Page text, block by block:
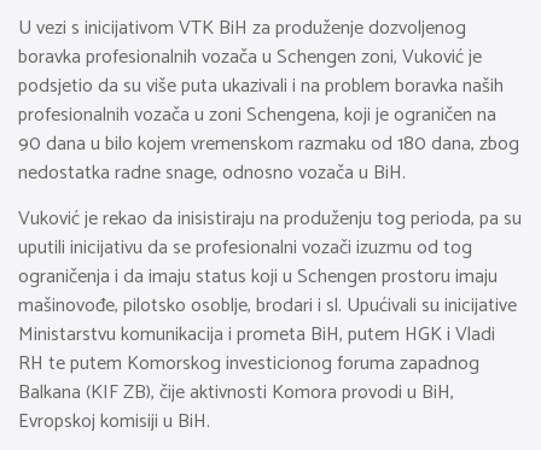
U vezi s inicijativom VTK BiH za produženje dozvoljenog
boravka profesionalnih vozača u Schengen zoni, Vuković je
podsjetio da su više puta ukazivali i na problem boravka naših
profesionalnih vozača u zoni Schengena, koji je ograničen na
90 dana u bilo kojem vremenskom razmaku od 180 dana, zbog
nedostatka radne snage, odnosno vozača u BiH.
Vuković je rekao da inisistiraju na produženju tog perioda, pa su
uputili inicijativu da se profesionalni vozači izuzmu od tog
ograničenja i da imaju status koji u Schengen prostoru imaju
mašinovođe, pilotsko osoblje, brodari i sl. Upućivali su inicijative
Ministarstvu komunikacija i prometa BiH, putem HGK i Vladi
RH te putem Komorskog investicionog foruma zapadnog
Balkana (KIF ZB), čije aktivnosti Komora provodi u BiH,
Evropskoj komisiji u BiH.